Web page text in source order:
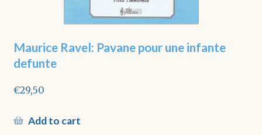
Maurice Ravel: Pavane pour une infante
defunte
€29,50
Add to cart